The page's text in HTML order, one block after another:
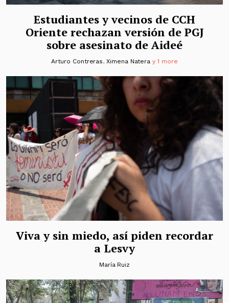
Estudiantes y vecinos de CCH
Oriente rechazan versión de PGJ
sobre asesinato de Aideé
Arturo Contreras,Ximena Natera y 1 more
Viva y sin miedo, así piden recordar
a Lesvy
María Ruiz